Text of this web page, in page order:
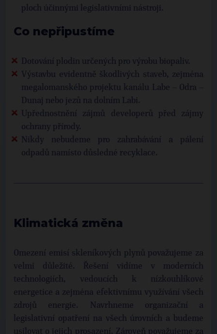
ploch účinnými legislativními nástroji.
Co nepřipustíme
Dotování plodin určených pro výrobu biopaliv.
Výstavbu evidentně škodlivých staveb, zejména
megalomanského projektu kanálu Labe – Odra –
Dunaj nebo jezů na dolním Labi.
Upřednostnění zájmů developerů před zájmy
ochrany přírody.
Nikdy nebudeme pro zahrabávání a pálení
odpadů namísto důsledné recyklace.
Klimatická změna
Omezení emisí skleníkových plynů považujeme za
velmi důležité. Řešení vidíme v moderních
technologiích, vedoucích k nízkouhlíkové
energetice a zejména efektivnímu využívání všech
zdrojů energie. Navrhneme organizační a
legislativní opatření na všech úrovních a budeme
usilovat o jejich prosazení. Zároveň považujeme za